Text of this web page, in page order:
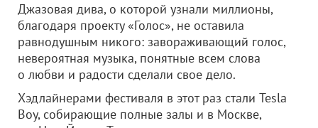
Джазовая дива, о которой узнали миллионы,
благодаря проекту «Голос», не оставила
равнодушным никого: завораживающий голос,
невероятная музыка, понятные всем слова
о любви и радости сделали свое дело.
Хэдлайнерами фестиваля в этот раз стали Tesla
Boy, собирающие полные залы и в Москве,